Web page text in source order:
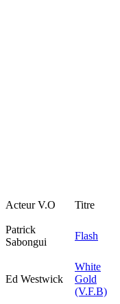
Acteur V.O Titre
Patrick
Sabongui
Flash
Ed Westwick
White
Gold
(V.F.B)